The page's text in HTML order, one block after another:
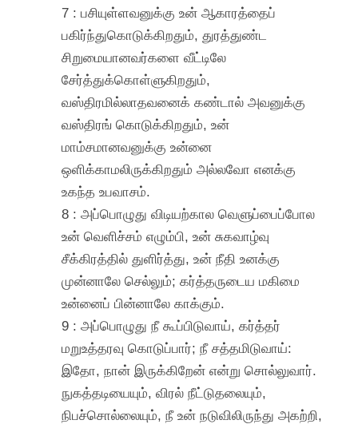
7 : பசியுள்ளவனுக்கு உன் ஆகாரத்தைப்
பகிர்ந்துகொடுக்கிறதும், துரத்துண்ட
சிறுமையானவர்களை வீட்டிலே
சேர்த்துக்கொள்ளுகிறதும்,
வஸ்திரமில்லாதவனைக் கண்டால் அவனுக்கு
வஸ்திரங் கொடுக்கிறதும், உன்
மாம்சமானவனுக்கு உன்னை
ஒளிக்காமலிருக்கிறதும் அல்லவோ எனக்கு
உகந்த உபவாசம்.
8 : அப்பொழுது விடியற்கால வெளுப்பைப்போல
உன் வெளிச்சம் எழும்பி, உன் சுகவாழ்வு
சீக்கிரத்தில் துளிர்த்து, உன் நீதி உனக்கு
முன்னாலே செல்லும்; கர்த்தருடைய மகிமை
உன்னைப் பின்னாலே காக்கும்.
9 : அப்பொழுது நீ கூப்பிடுவாய், கர்த்தர்
மறுஉத்தரவு கொடுப்பார்; நீ சத்தமிடுவாய்:
இதோ, நான் இருக்கிறேன் என்று சொல்லுவார்.
நுகத்தடியையும், விரல் நீட்டுதலையும்,
நிபச்சொல்லையும், நீ உன் நடுவிலிருந்து அகற்றி,